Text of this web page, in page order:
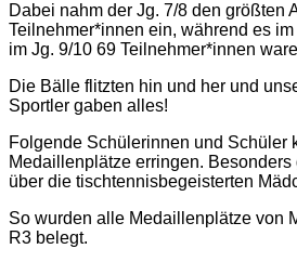
Dabei nahm der Jg. 7/8 den größten
Teilnehmer*innen ein, während es
im Jg. 9/10 69 Teilnehmer*innen
Die Bälle flitzten hin und her und
Sportler gaben alles!
Folgende Schülerinnen und Schüler
Medaillenplätze erringen.
über die tischtennisbegeisterten
So wurden alle Medaillenplätze von
R3 belegt.